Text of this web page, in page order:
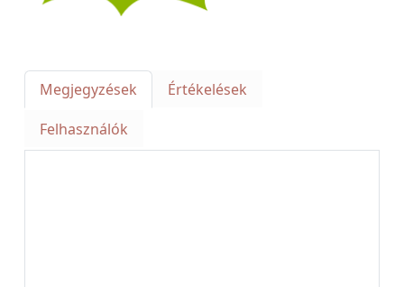
Megjegyzések
Értékelések
Felhasználók